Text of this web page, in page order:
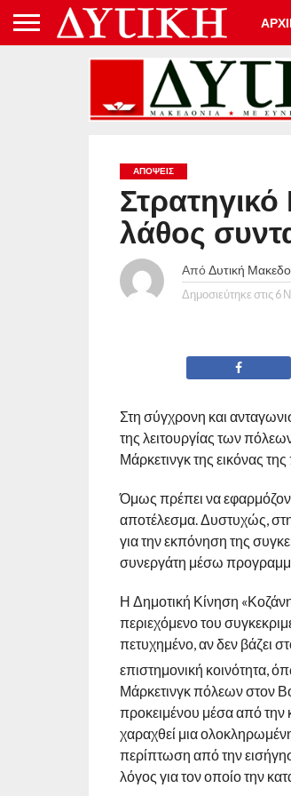
ΑΠΌΨΕΙΣ
λάθος
ΑπόΔυτική
Δημοσιεύτηκε στις 6
Στη σύγχρονη και
της λειτουργίας των
Μάρκετινγκ της εικόνας
Όμως πρέπει να
αποτέλεσμα. Δυστυχώς,
για την εκπόνηση της
συνεργάτη μέσω
Η Δημοτική Κίνηση
περιεχόμενο του
πετυχημένο, αν δεν βάζει
επιστημονική κοινότητα,
Μάρκετινγκ πόλεων στον
προκειμένου μέσα από την
χαραχθεί μια
περίπτωση από την
λόγος για τον οποίο την